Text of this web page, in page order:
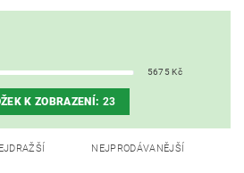
5675Kč
K ZOBRAZENÍ: 23
NEJPRODÁVANĚJŠÍ